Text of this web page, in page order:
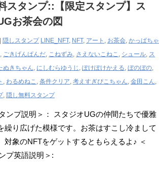
スタンプ::【限定スタンプ】ス
お茶会の図
隠しスタンプ LINE_NFT, NFT, アート , お茶会, かっぱちゃ
, ごきげんぱんだ, こねずみ, さえないこねこ , シュール, ス
ぬきちゃん, にしむらゆうじ , ぽけぽけかえる, ぼのぼの,
, わるめねこ , 条件クリア, 考えすぎぴこちゃん, 金田こん,
, 隠し無料スタンプ
ンプ説明＞： スタジオUGの仲間たちで優雅
繰り広げた模様です。お茶はすこし冷まして
対象のNFTをゲットするともらえるよ♪ ＜
プ英語説明＞: